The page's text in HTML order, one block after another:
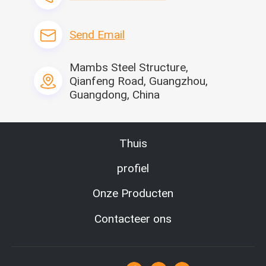
Aluminiumvenster
Staaldeur
Grootte:
6000*3000*2800mm of
Get Latest Price from the
Send Email
Mambs Steel Structure,
Qianfeng Road, Guangzhou,
Guangdong, China
Thuis
profiel
Onze Producten
Contacteer ons